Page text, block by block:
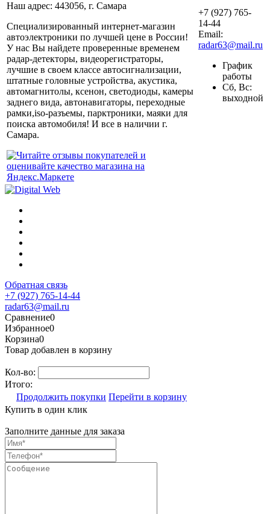
Наш адрес: 443056, г. Самара
Специализированный интернет-магазин
автоэлектроники по лучшей цене в России!
У нас Вы найдете проверенные временем
радар-детекторы, видеорегистраторы,
лучшие в своем классе автосигнализации,
штатные головные устройства, акустика,
автомагнитолы, ксенон, светодиоды, камеры
заднего вида, автонавигаторы, переходные
рамки,iso-разъемы, парктроники, маяки для
поиска автомобиля! И все в наличии г.
Самара.
+7 (927) 765-
14-44
Email:
radar63@mail.ru
График
работы
Сб, Вс:
выходной
Обратная связь
+7 (927) 765-14-44
radar63@mail.ru
Сравнение0
Избранное0
Корзина0
Товар добавлен в корзину
Кол-во:
Итого:
Продолжить покупки Перейти в корзину
Купить в один клик
Заполните данные для заказа